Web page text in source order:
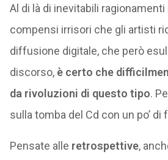
Al di là di inevitabili ragionamenti
compensi irrisori che gli artisti
diffusione digitale, che però
discorso, è certo che
da rivoluzioni di questo tipo.
sulla tomba del Cd con un po’ di
Pensate alle retrospettive,